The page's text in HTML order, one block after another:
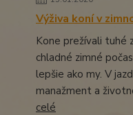
Výživa koní v
Kone prežívali tuhé
chladné zimné
lepšie ako my. V
manažment a
celé